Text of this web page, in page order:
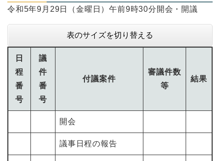
令和5年9月29日（金曜日）午前9時30分開会・開議
表のサイズを切り替える
日
程
番
号
議
件
番
号
付議案件
審議件数
等
結果
開会
議事日程の報告